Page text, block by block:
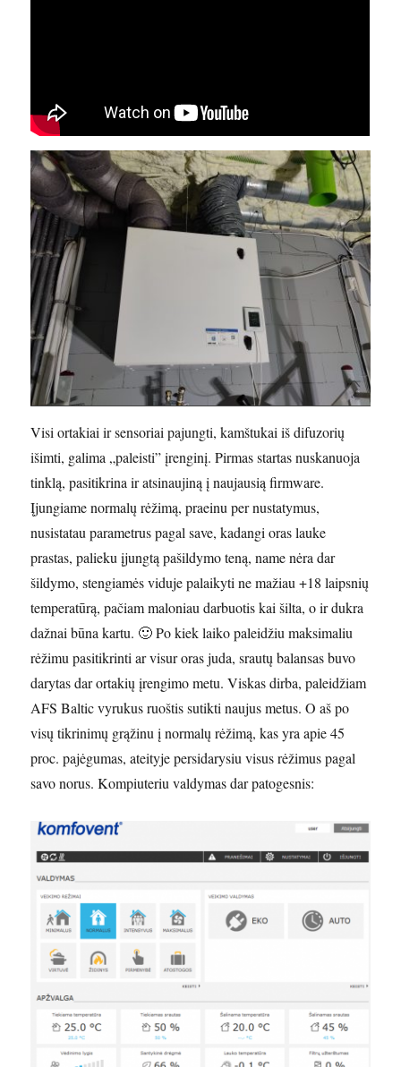
Visi ortakiai ir sensoriai pajungti, kamštukai iš difuzorių
išimti, galima „paleisti” įrenginį. Pirmas startas nuskanuoja
tinklą, pasitikrina ir atsinaujiną į naujausią firmware.
Įjungiame normalų rėžimą, praeinu per nustatymus,
nusistatau parametrus pagal save, kadangi oras lauke
prastas, palieku įjungtą pašildymo teną, name nėra dar
šildymo, stengiamės viduje palaikyti ne mažiau +18 laipsnių
temperatūrą, pačiam maloniau darbuotis kai šilta, o ir dukra
dažnai būna kartu. 🙂 Po kiek laiko paleidžiu maksimaliu
rėžimu pasitikrinti ar visur oras juda, srautų balansas buvo
darytas dar ortakių įrengimo metu. Viskas dirba, paleidžiam
AFS Baltic vyrukus ruoštis sutikti naujus metus. O aš po
visų tikrinimų grąžinu į normalų rėžimą, kas yra apie 45
proc. pajėgumas, ateityje persidarysiu visus rėžimus pagal
savo norus. Kompiuteriu valdymas dar patogesnis: